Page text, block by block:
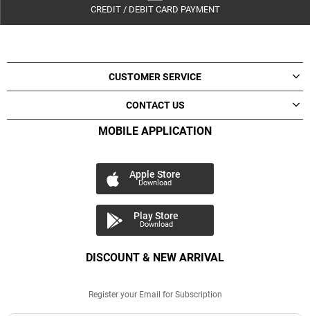
CREDIT / DEBIT CARD PAYMENT
CUSTOMER SERVICE
CONTACT US
MOBILE APPLICATION
Apple Store
Download
Play Store
Download
DISCOUNT & NEW ARRIVAL
Register your Email for Subscription